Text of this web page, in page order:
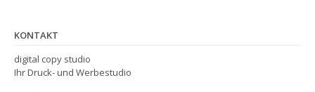
KONTAKT
digital copy studio
Ihr Druck- und Werbestudio